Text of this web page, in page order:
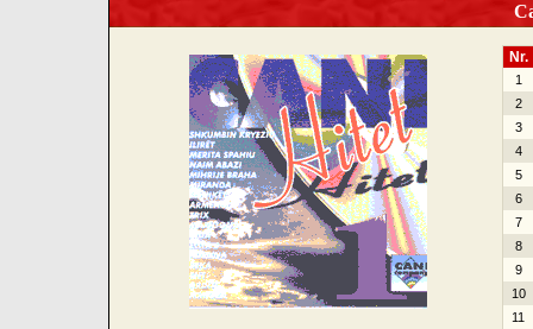
Nr.
1
2
3
4
5
6
7
8
9
10
11